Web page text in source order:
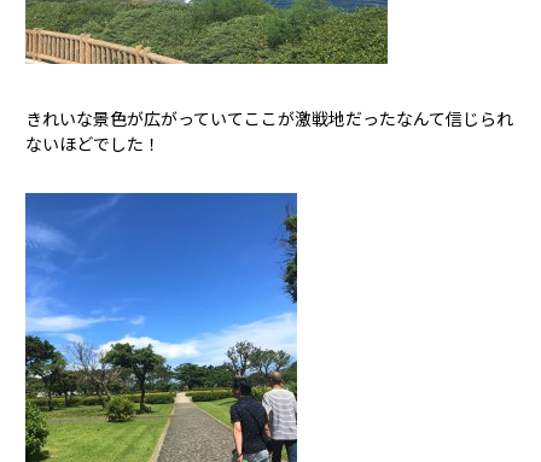
きれいな景色が広がっていてここが激戦地だったなんて信じられ
ないほどでした！